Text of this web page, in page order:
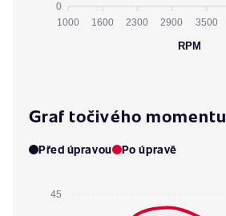
0
1000 1600 2300 2900 3500
RPM
Graf točivého momentu
Před úpravou Po úpravě
45